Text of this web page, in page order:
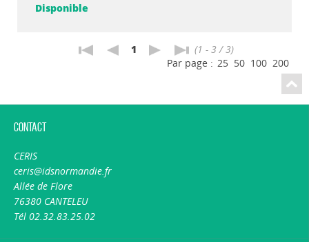
Disponible
1
(1 - 3 / 3)
Par page : 25 50 100 200
Contact
CERIS
ceris@idsnormandie.fr
Allée de Flore
76380 CANTELEU
Tél 02.32.83.25.02